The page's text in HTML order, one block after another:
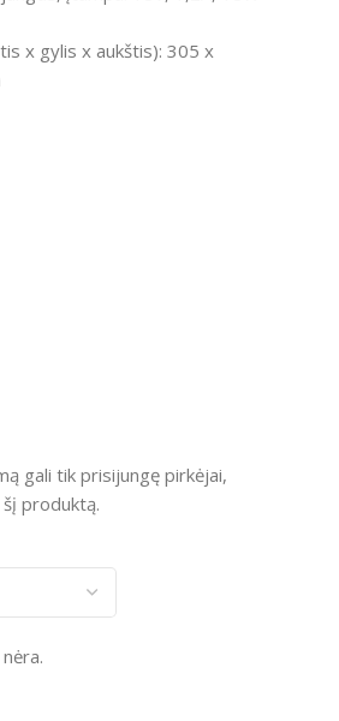
x gylis x aukštis): 305 x
gali tik prisijungę pirkėjai,
produktą.